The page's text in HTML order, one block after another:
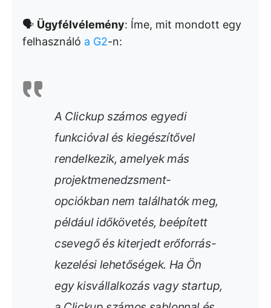
🗣️ Ügyfélvélemény: Íme, mit mondott egy
felhasználó a G2-n:
A Clickup számos egyedi
funkcióval és kiegészítővel
rendelkezik, amelyek más
projektmenedzsment-
opciókban nem találhatók meg,
például időkövetés, beépített
csevegő és kiterjedt erőforrás-
kezelési lehetőségek. Ha Ön
egy kisvállalkozás vagy startup,